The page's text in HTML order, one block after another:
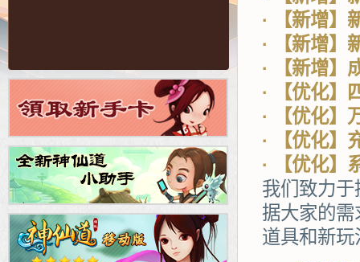
· 【新增
· 【新增】
· 【新增
· 【优化】
· 【优化】
· 【优化】
· 【优化】
我们致力
据大家的
道具和新